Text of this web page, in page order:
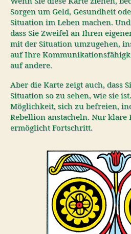
Sorgen um Geld, Gesundheit
Situation im Leben machen.
dass Sie Zweifel an Ihren
mit der Situation umzugehen,
auf Ihre
auf andere.
Aber die Karte zeigt auch, dass
Situation so zu sehen, wie sie
Möglichkeit, sich zu befreien,
Rebellion anstacheln. Nur
ermöglicht Fortschritt.